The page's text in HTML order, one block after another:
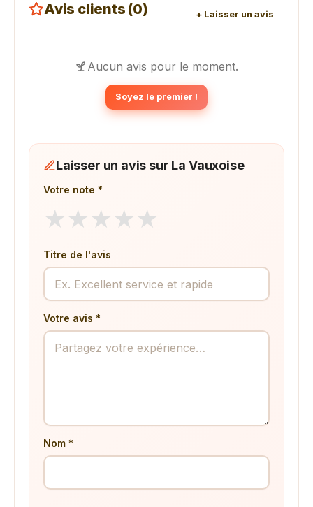
Avis clients (0) + Laisser un avis
Aucun avis pour le moment.
Soyez le premier !
Laisser un avis sur La Vauxoise
Votre note *
★ ★ ★ ★ ★
Titre de l'avis
Votre avis *
Nom *